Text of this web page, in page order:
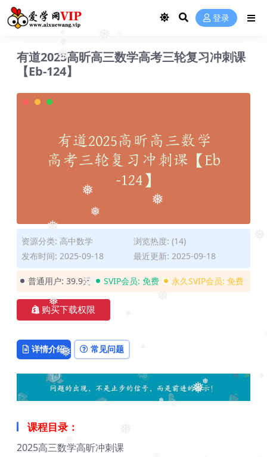
❅
❅
❅
❅
❅
❅
❅
❅
❅
❅
❅
❅
❅
❅
登录
有道2025高昕高三数学高考三轮复习冲刺课
【Eb-124】
资源分类: 高中数学
浏览热度: (14)
发布时间: 2025-09-18
最近更新: 2025-09-18
普通用户: 39.9元 SVIP会员: 免费 永久SVIP会员: 免费
购买下载权限
详情介绍 常见问题
课程目录：
2025高三数学高昕冲刺课